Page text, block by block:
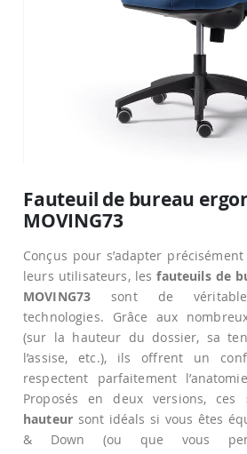
début
de
Galerie
d’images
Fauteuil de bureau
MOVING73
Conçus pour s’adapter
leurs utilisateurs, les fauteuils de
MOVING73 sont de
technologies. Grâce aux
(sur la hauteur du dossier, sa
l’assise, etc.), ils offrent un
respectent parfaitement
Proposés en deux versions, ces
hauteursont idéals si vous êtes
& Down (ou que vous